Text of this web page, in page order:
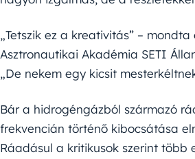
„Tetszik ez a kreativitás” –
Asztronautikai Akadémia SETI
„De nekem egy kicsit
Bár a hidrogéngázból származó
frekvencián történő kibocsátása
Ráadásul a kritikusok szerint több